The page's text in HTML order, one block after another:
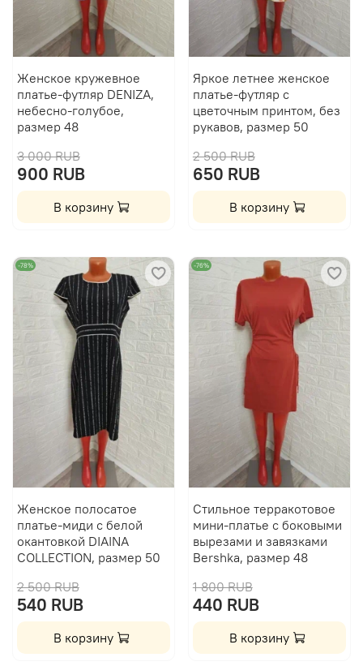
Женское кружевное
платье-футляр DENIZA,
небесно-голубое,
размер 48
3 000 RUB
900 RUB
В корзину
Яркое летнее женское
платье-футляр с
цветочным принтом, без
рукавов, размер 50
2 500 RUB
650 RUB
В корзину
-78%
Женское полосатое
платье-миди с белой
окантовкой DIAINA
COLLECTION, размер 50
2 500 RUB
540 RUB
В корзину
-76%
Стильное терракотовое
мини-платье с боковыми
вырезами и завязками
Bershka, размер 48
1 800 RUB
440 RUB
В корзину